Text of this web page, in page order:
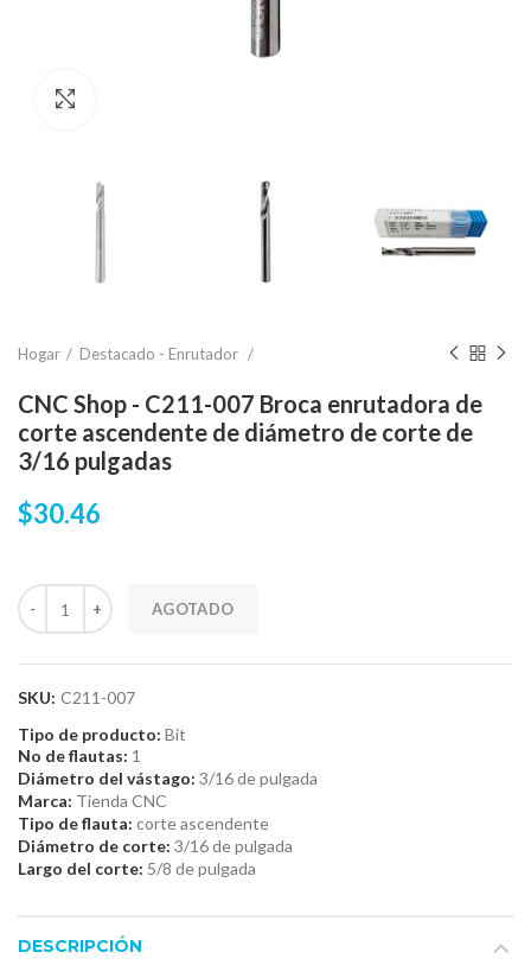
Hogar Destacado - Enrutador
CNC Shop - C211-007 Broca enrutadora de
corte ascendente de diámetro de corte de
3/16 pulgadas
$30.46
AGOTADO
SKU: C211-007
Tipo de producto: Bit
No de flautas: 1
Diámetro del vástago: 3/16 de pulgada
Marca: Tienda CNC
Tipo de flauta: corte ascendente
Diámetro de corte: 3/16 de pulgada
Largo del corte: 5/8 de pulgada
DESCRIPCIÓN